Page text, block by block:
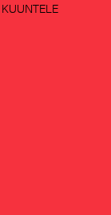
KUUNTELE